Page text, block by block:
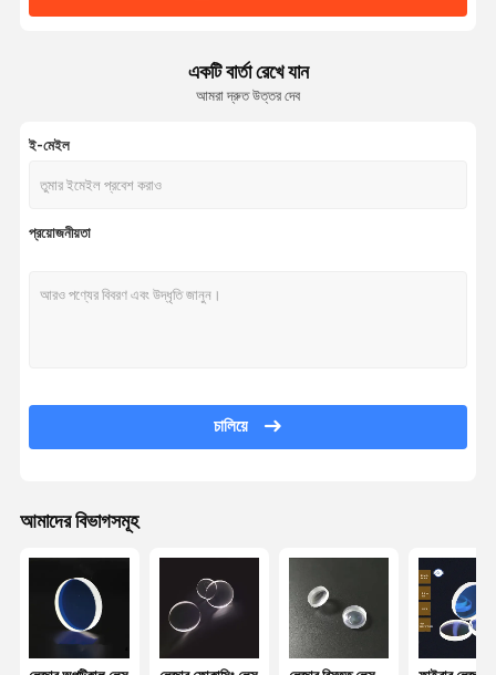
একটি বার্তা রেখে যান
আমরা দ্রুত উত্তর দেব
ই-মেইল
প্রয়োজনীয়তা
চালিয়ে
আমাদের বিভাগসমূহ